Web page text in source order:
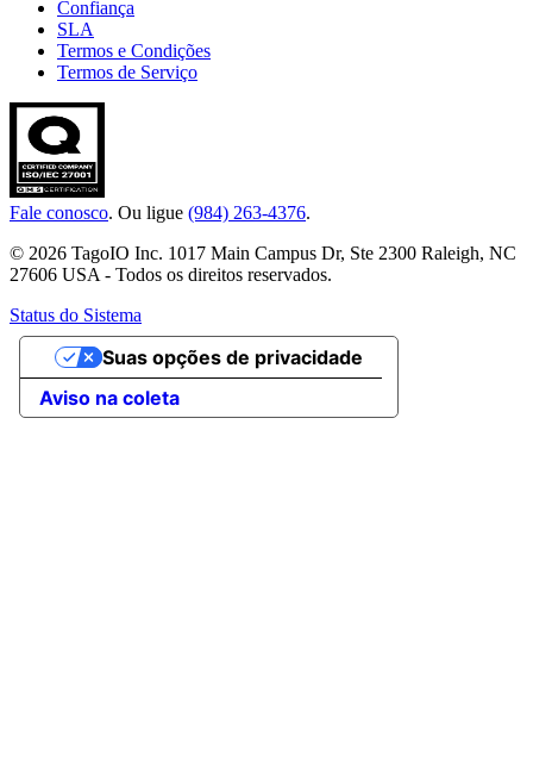
Confiança
SLA
Termos e Condições
Termos de Serviço
Fale conosco. Ou ligue (984) 263-4376.
© 2026 TagoIO Inc. 1017 Main Campus Dr, Ste 2300 Raleigh, NC
27606 USA - Todos os direitos reservados.
Status do Sistema
Aviso na coleta
Suas opções de privacidade